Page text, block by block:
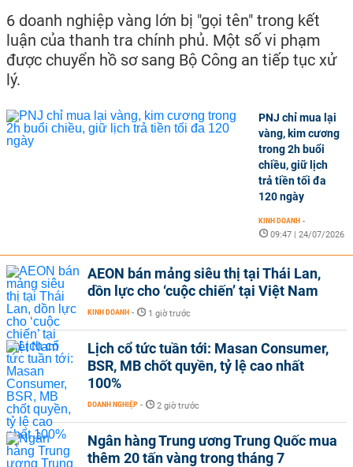
6 doanh nghiệp vàng lớn bị "gọi tên" trong kết
luận của thanh tra chính phủ. Một số vi phạm
được chuyển hồ sơ sang Bộ Công an tiếp tục xử
lý.
PNJ chỉ mua lại
vàng, kim cương
trong 2h buổi
chiều, giữ lịch
trả tiền tối đa
120 ngày
KINH DOANH -
09:47 | 24/07/2026
AEON bán mảng siêu thị tại Thái Lan,
dồn lực cho ‘cuộc chiến’ tại Việt Nam
KINH DOANH - 1 giờ trước
Lịch cổ tức tuần tới: Masan Consumer,
BSR, MB chốt quyền, tỷ lệ cao nhất
100%
DOANH NGHIỆP - 2 giờ trước
Ngân hàng Trung ương Trung Quốc mua
thêm 20 tấn vàng trong tháng 7